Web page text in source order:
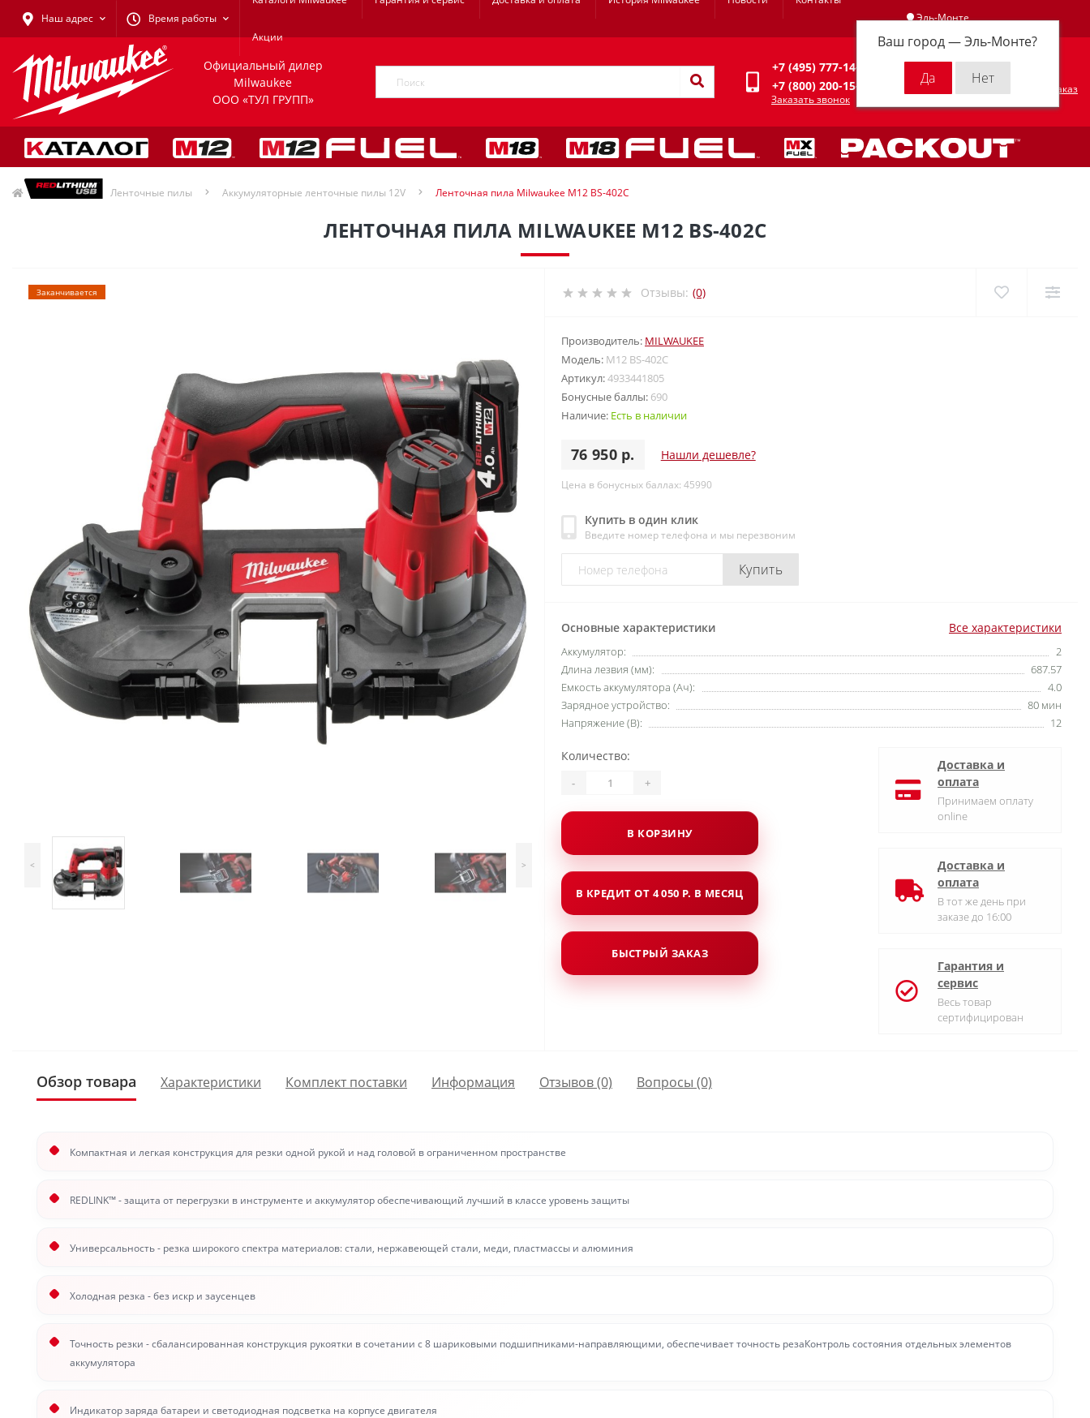
Наш адрес Время работы
Акции
Эль-Монте
Ваш город —Эль-Монте?
Личный кабинет
Официальный дилер
Milwaukee
ООО «ТУЛ ГРУПП»
+7 (495) 777-14-94
+7 (800) 200-15-94
Заказать звонок
Оформить заказ
Пилы Ленточные пилы Аккумуляторные ленточные пилы 12V Ленточная пила Milwaukee M12 BS-402C
ЛЕНТОЧНАЯ ПИЛА MILWAUKEE M12 BS-402C
Заканчивается
< >
Отзывы: (0)
Производитель: MILWAUKEE
Модель: M12 BS-402C
Артикул:4933441805
Бонусные баллы: 690
Наличие: Есть в наличии
76 950 р. Нашли дешевле?
Цена в бонусных баллах: 45990
Купить в один клик
Введите номер телефона и мы перезвоним
Купить
Основные характеристики Все характеристики
Аккумулятор:
2
Длина лезвия (мм):
687.57
Емкость аккумулятора (Ач):
4.0
Зарядное устройство:
80 мин
Напряжение (В):
12
Количество:
- +
В КОРЗИНУ
В КРЕДИТ ОТ 4 050 Р. В МЕСЯЦ
БЫСТРЫЙ ЗАКАЗ
Доставка и
оплата
Принимаем оплату
online
Доставка и
оплата
В тот же день при
заказе до 16:00
Гарантия и
сервис
Весь товар
сертифицирован
Обзор товара Характеристики Комплект поставки Информация Отзывов (0) Вопросы (0)
Компактная и легкая конструкция для резки одной рукой и над головой в ограниченном пространстве
REDLINK™ - защита от перегрузки в инструменте и аккумулятор обеспечивающий лучший в классе уровень защиты
Универсальность - резка широкого спектра материалов: стали, нержавеющей стали, меди, пластмассы и алюминия
Холодная резка - без искр и заусенцев
Точность резки - сбалансированная конструкция рукоятки в сочетании с 8 шариковыми подшипниками-направляющими, обеспечивает точность резаКонтроль состояния отдельных элементов
аккумулятора
Индикатор заряда батареи и светодиодная подсветка на корпусе двигателя